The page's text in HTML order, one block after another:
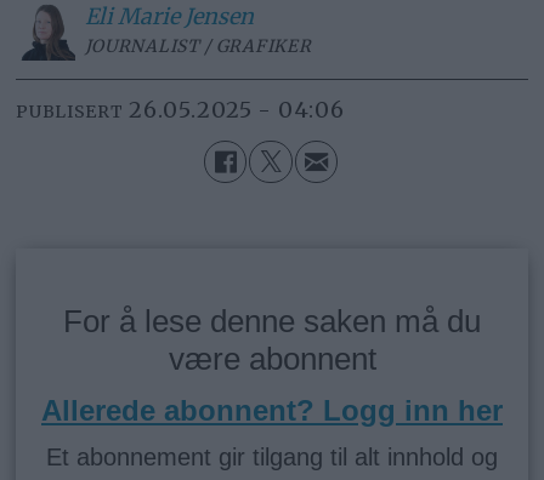
Eli Marie Jensen
JOURNALIST / GRAFIKER
PUBLISERT 26.05.2025 - 04:06
For å lese denne saken må du
være abonnent
Allerede abonnent? Logg inn her
Et abonnement gir tilgang til alt innhold og